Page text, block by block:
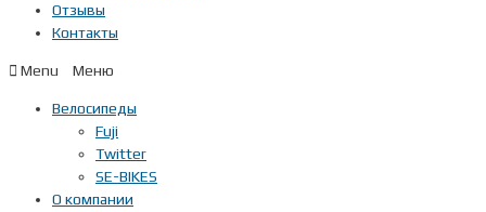
Отзывы
Контакты
Menu
Велосипеды
Fuji
Twitter
SE-BIKES
О компании